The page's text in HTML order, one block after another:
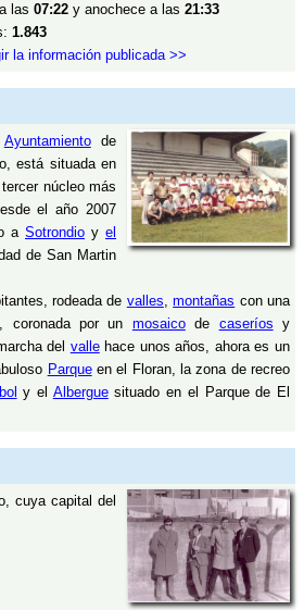
las 07:22 y anochece a las 21:33
1.843
la información publicada >>
Ayuntamientode
está situada en
núcleo más
el año 2007
a Sotrondio y el
de San Martin
rodeada de valles,montañas con una
coronada por un mosaicode caseríos y
del vallehace unos años, ahora es un
Parqueen el Floran, la zona de recreo
y el Alberguesituado en el Parque de El
cuya capital del